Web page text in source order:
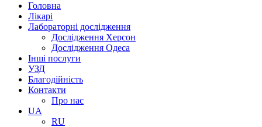
Головна
Лікарі
Лабораторні дослідження
Дослідження Херсон
Дослідження Одеса
Інші послуги
УЗД
Благодійність
Контакти
Про нас
UA
RU